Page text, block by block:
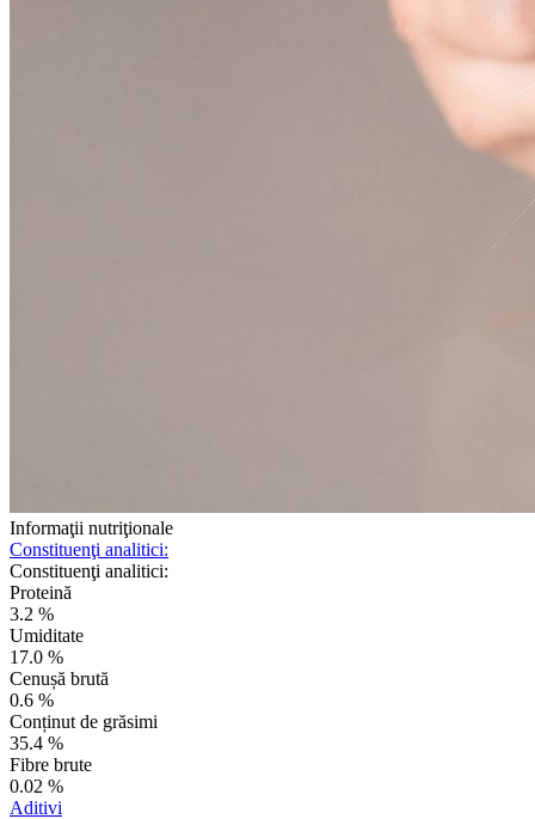
Informaţii nutriţionale
Constituenţi analitici:
Constituenţi analitici:
Proteină
3.2 %
Umiditate
17.0 %
Cenușă brută
0.6 %
Conținut de grăsimi
35.4 %
Fibre brute
0.02 %
Aditivi